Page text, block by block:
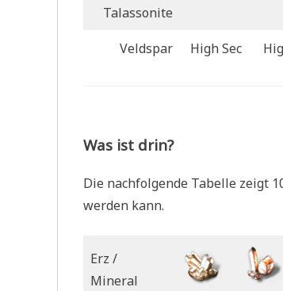
Talassonite
Veldspar High Sec
Was ist drin?
Die nachfolgende Tabelle zeigt
werden kann.
Erz /
Mineral